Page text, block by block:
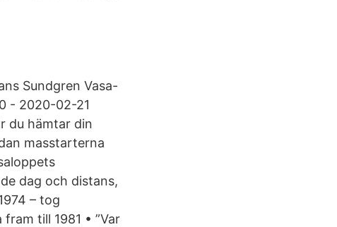
Sundgren Vasa-
- 2020-02-21
du hämtar din
masstarterna
dag och distans,
– tog
till 1981 • ”Var